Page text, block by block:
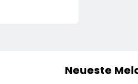
Neueste